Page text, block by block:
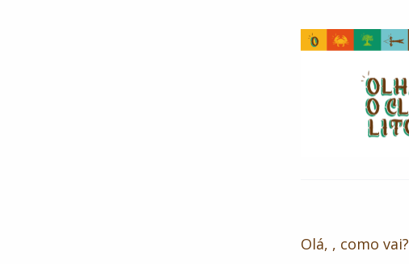
Olá, , como vai?